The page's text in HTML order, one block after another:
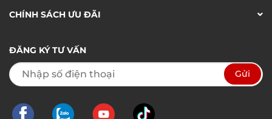
CHÍNH SÁCH ƯU ĐÃI
ĐĂNG KÝ TƯ VẤN